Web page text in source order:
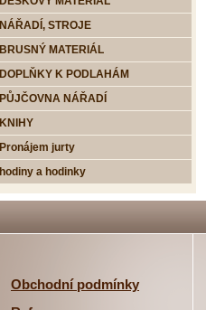
NÁŘADÍ, STROJE
BRUSNÝ MATERIÁL
DOPLŇKY K PODLAHÁM
PŮJČOVNA NÁŘADÍ
KNIHY
Pronájem jurty
hodiny a hodinky
Obchodní podmínky